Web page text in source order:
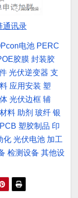
通讯录
电池 PERC
胶膜 封装胶
光伏逆变器 支
应用安装 塑
光伏边框 辅
料 助剂 玻纤 银
PCB 塑胶制品 印
化 光伏电池 加工
检测设备 其他设